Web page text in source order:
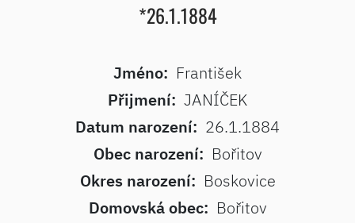
*26.1.1884
Jméno: František
Přijmení: JANÍČEK
Datum narození: 26.1.1884
Obec narození: Bořitov
Okres narození: Boskovice
Domovská obec: Bořitov